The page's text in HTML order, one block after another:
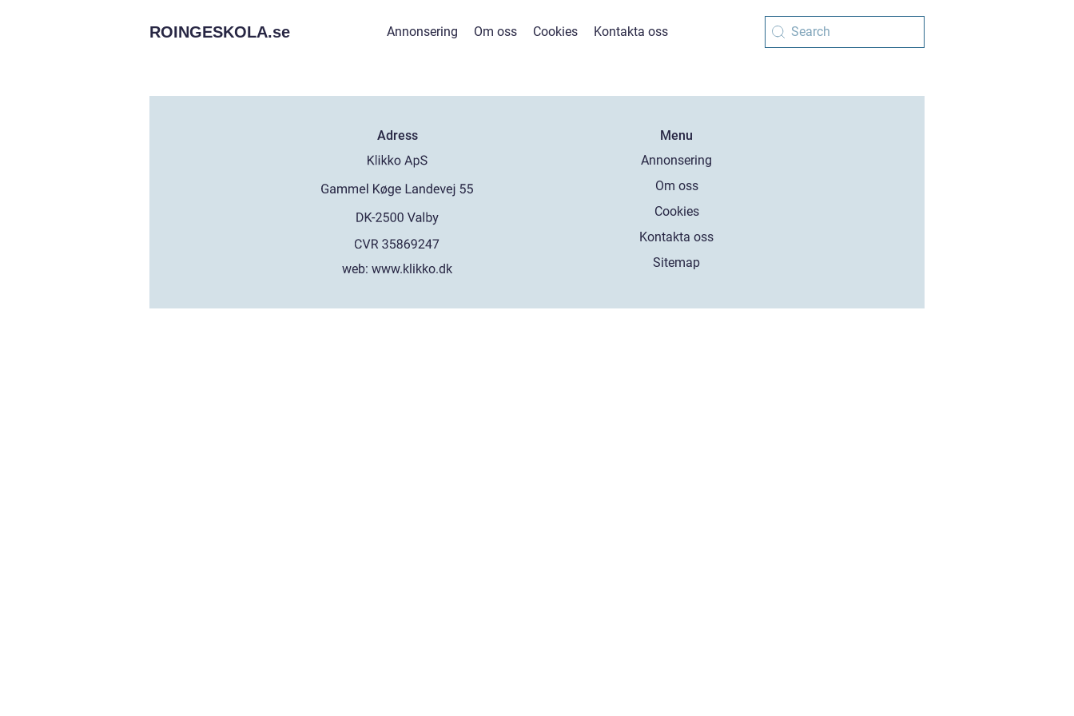
ROINGESKOLA.se Annonsering Om oss Cookies Kontakta oss
Adress
web:www.klikko.dk
Menu
Annonsering
Om oss
Cookies
Kontakta oss
Sitemap